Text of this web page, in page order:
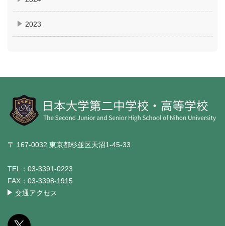
2023
〒 167-0032 東京都杉並区天沼1-45-33
TEL： 03-3391-0223
FAX： 03-3398-1915
交通アクセス